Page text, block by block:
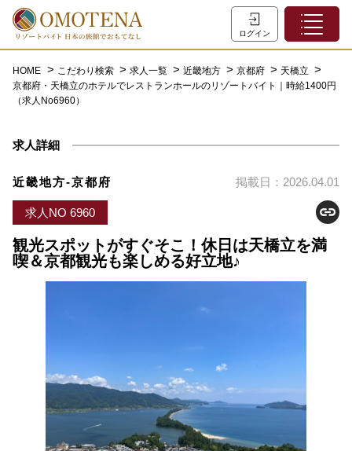
ログイン
ホーム
特集一覧
初めての方へ
お問い合わせ
よくあるご質問
会員登録
HOME こだわり検索 求人一覧 近畿地方 京都府
天橋立
京都府・天橋立のホテルでレストランホールのリゾートバイト｜時給1400円
（求人No6960）
求人詳細
近畿地方-京都府 掲載日：2026.04.01
求人NO 6960
観光スポットがすぐそこ！休日は天橋立を満
喫＆京都観光も楽しめる好立地♪